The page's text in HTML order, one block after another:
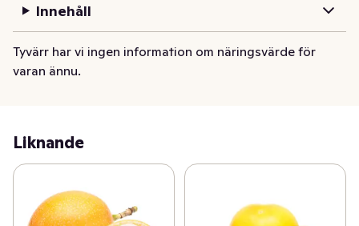
Innehåll
Tyvärr har vi ingen information om näringsvärde för
varan ännu.
Liknande